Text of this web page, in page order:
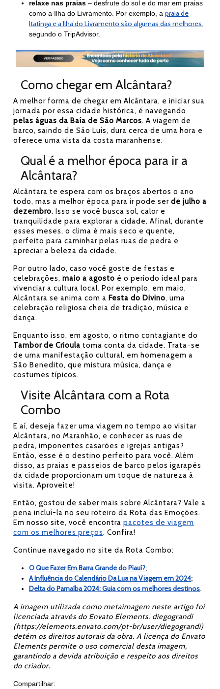
relaxe nas praias – desfrute do sol e do mar em praias
como a Ilha do Livramento. Por exemplo, a praia de
Itatinga e a Ilha do Livramento são algumas das melhores
segundo o TripAdvisor.
Como chegar em Alcântara?
A melhor forma de chegar em Alcântara, e iniciar sua
jornada por essa cidade histórica, é navegando
pelas águas da Baía de São Marcos. A viagem de
barco, saindo de São Luís, dura cerca de uma hora e
oferece uma vista da costa maranhense.
Qual é a melhor época para ir a
Alcântara?
Alcântara te espera com os braços abertos o ano
todo, mas a melhor época para ir pode ser de julho a
dezembro. Isso se você busca sol, calor e
tranquilidade para explorar a cidade. Afinal, durante
esses meses, o clima é mais seco e quente,
perfeito para caminhar pelas ruas de pedra e
apreciar a beleza da cidade.
Por outro lado, caso você goste de festas e
celebrações, maio a agosto é o período ideal para
vivenciar a cultura local. Por exemplo, em maio,
Alcântara se anima com a Festa do Divino, uma
celebração religiosa cheia de tradição, música e
dança.
Enquanto isso, em agosto, o ritmo contagiante do
Tambor de Crioula toma conta da cidade. Trata-se
de uma manifestação cultural, em homenagem a
São Benedito, que mistura música, dança e
costumes típicos.
Visite Alcântara com a Rota
Combo
E aí, deseja fazer uma viagem no tempo ao visitar
Alcântara, no Maranhão, e conhecer as ruas de
pedra, imponentes casarões e igrejas antigas?
Então, esse é o destino perfeito para você. Além
disso, as praias e passeios de barco pelos igarapés
da cidade proporcionam um toque de natureza à
visita. Aproveite!
Então, gostou de saber mais sobre Alcântara? Vale a
pena incluí-la no seu roteiro da Rota das Emoções.
Em nosso site, você encontra pacotes de viagem
com os melhores preços. Confira!
Continue navegado no site da Rota Combo:
O Que Fazer Em Barra Grande do Piauí?;
A Influência do Calendário Da Lua na Viagem em 2024;
Delta do Parnaíba 2024: Guia com os melhores destinos.
A imagem utilizada como metaimagem neste artigo foi
licenciada através do Envato Elements. diegograndi
(https://elements.envato.com/pt-br/user/diegograndi)
detém os direitos autorais da obra. A licença do Envato
Elements permite o uso comercial desta imagem,
garantindo a devida atribuição e respeito aos direitos
do criador.
Compartilhar: